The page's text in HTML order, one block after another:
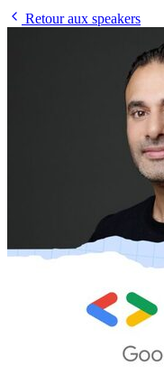
Retour aux speakers